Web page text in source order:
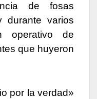
de fosas
durante varios
operativo de
que huyeron
por la verdad»